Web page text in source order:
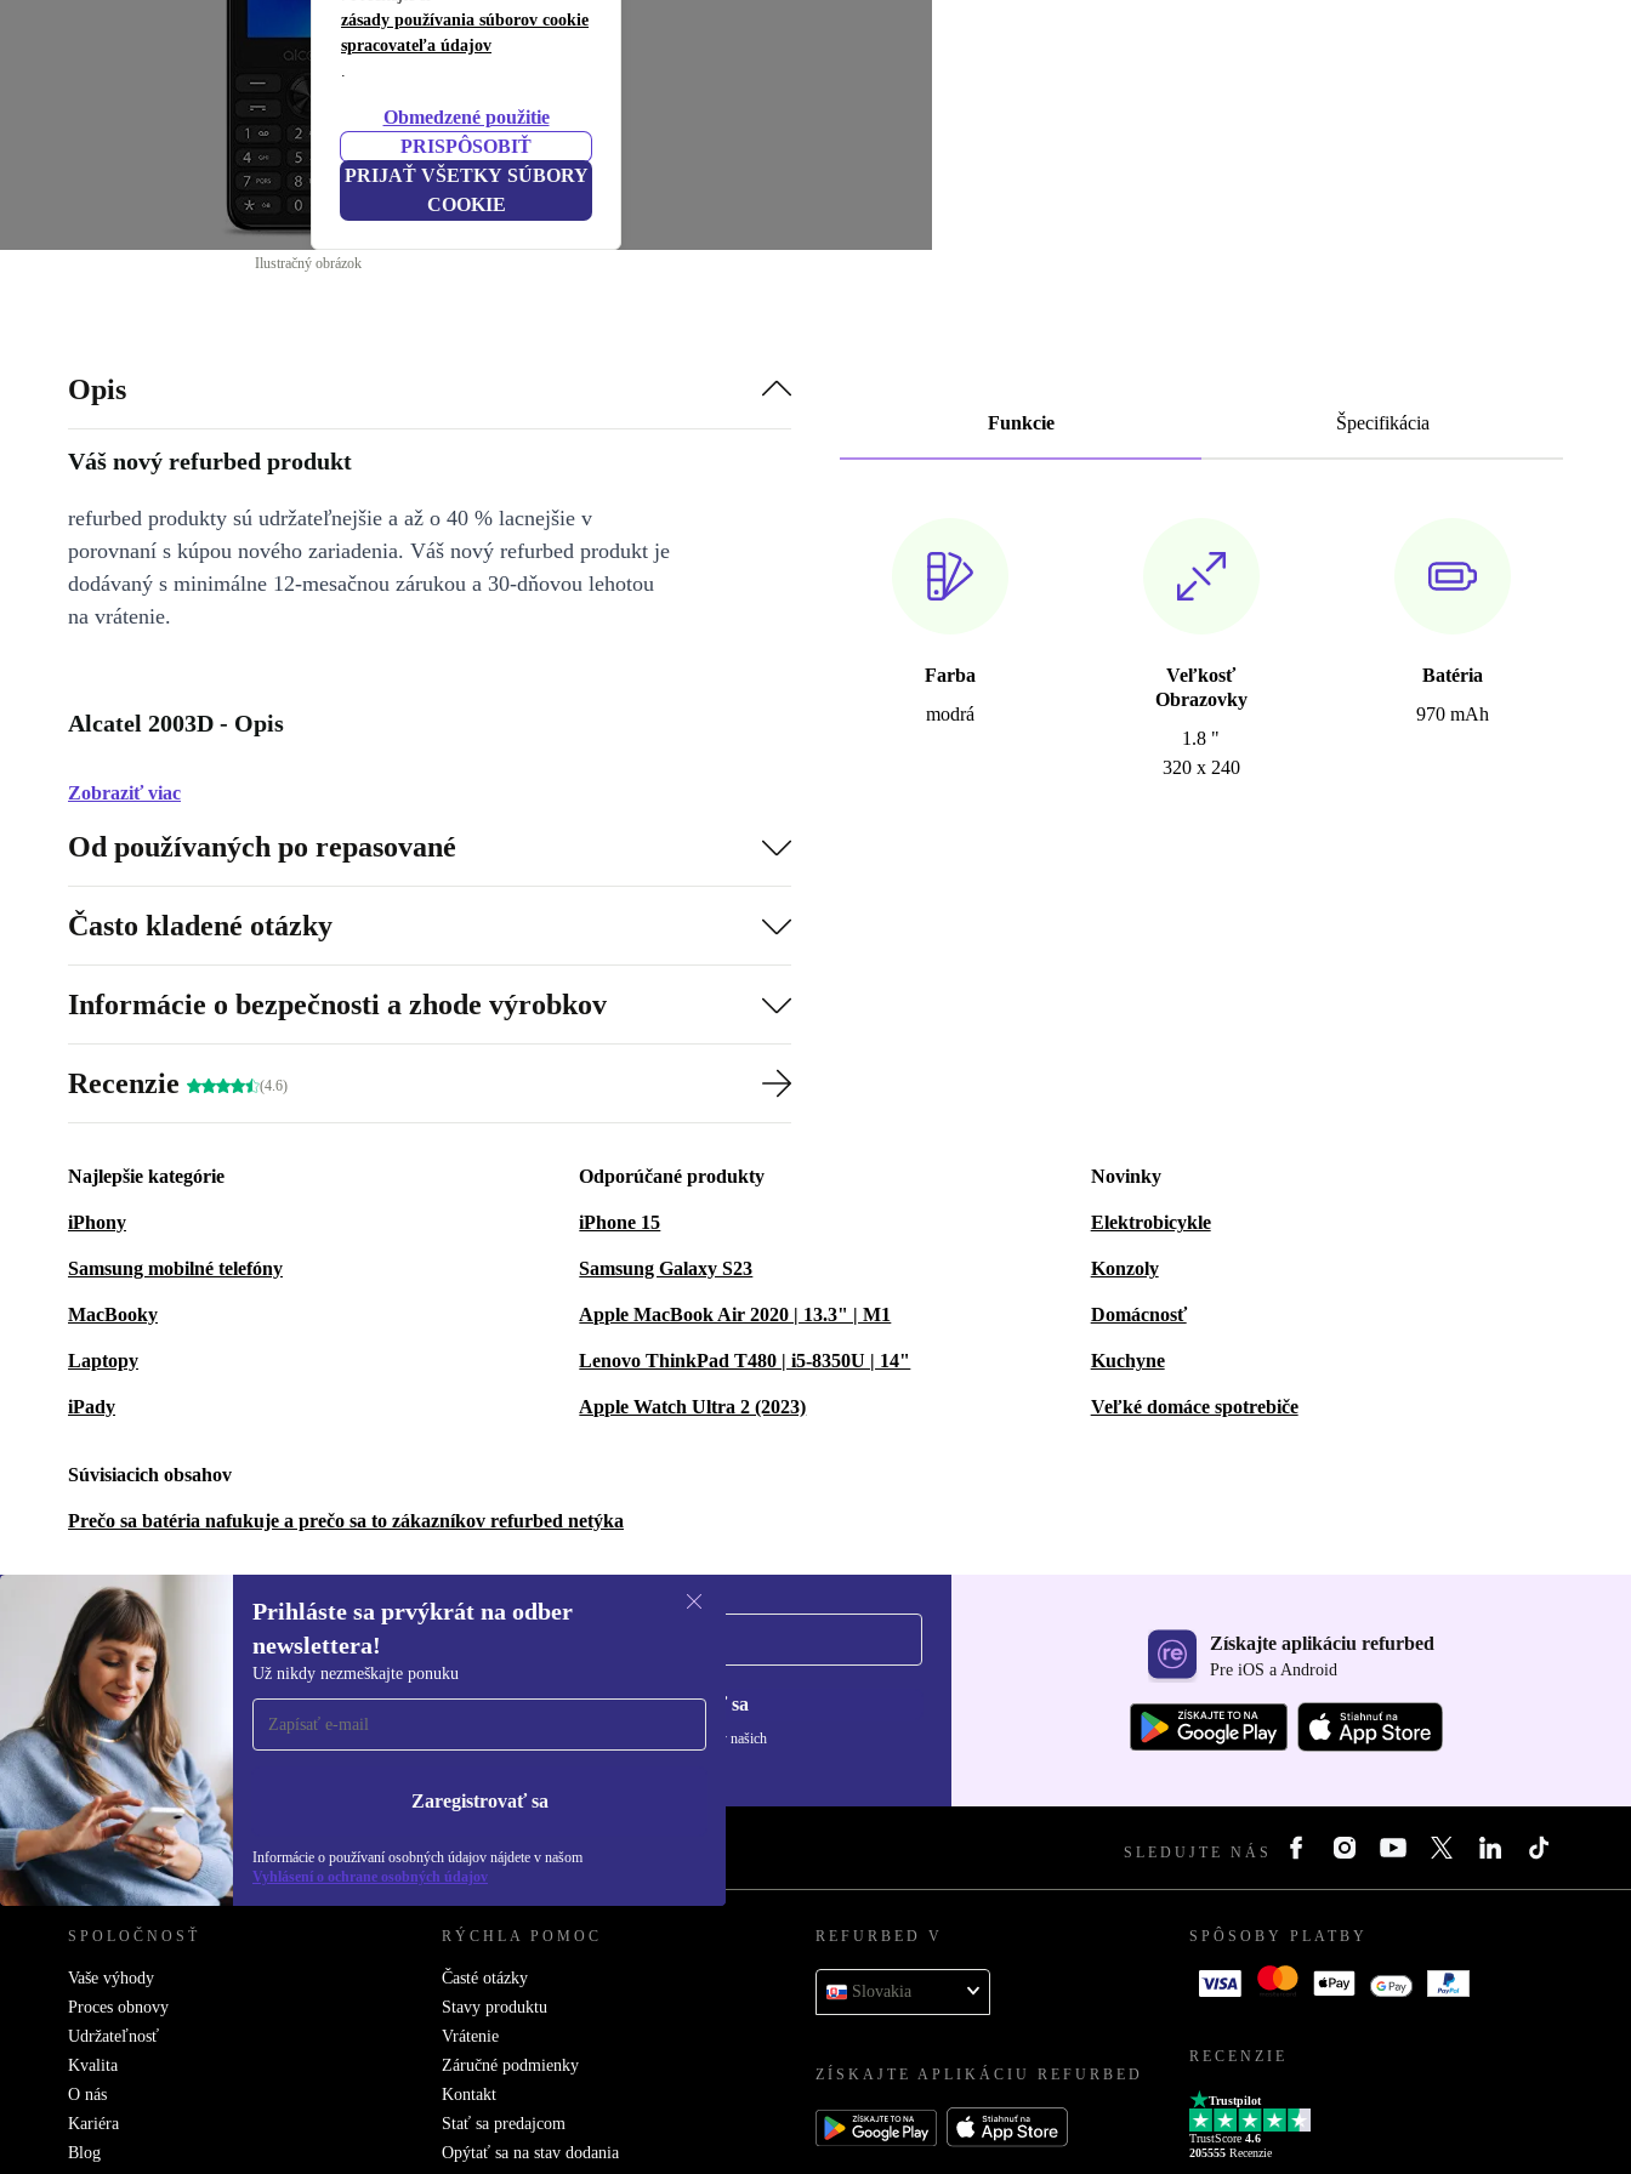
zásady používania súborov cookie
spracovateľa údajov
.
Obmedzené použitie
PRISPÔSOBIŤ
PRIJAŤ VŠETKY SÚBORY
COOKIE
Ilustračný obrázok
Funkcie Špecifikácia
Farba
modrá
Veľkosť
Obrazovky
1.8 "
320 x 240
Batéria
970 mAh
Opis
Váš nový refurbed produkt
refurbed produkty sú udržateľnejšie a až o 40 % lacnejšie v
porovnaní s kúpou nového zariadenia. Váš nový refurbed produkt je
dodávaný s minimálne 12-mesačnou zárukou a 30-dňovou lehotou
na vrátenie.
Alcatel 2003D - Opis
Zobraziť viac
Od používaných po repasované
Často kladené otázky
Informácie o bezpečnosti a zhode výrobkov
Recenzie (4.6)
Najlepšie kategórie
iPhony
Samsung mobilné telefóny
MacBooky
Laptopy
iPady
Odporúčané produkty
iPhone 15
Samsung Galaxy S23
Apple MacBook Air 2020 | 13.3" | M1
Lenovo ThinkPad T480 | i5-8350U | 14"
Apple Watch Ultra 2 (2023)
Novinky
Elektrobicykle
Konzoly
Domácnosť
Kuchyne
Veľké domáce spotrebiče
Súvisiacich obsahov
Prečo sa batéria nafukuje a prečo sa to zákazníkov refurbed netýka
Prihláste sa prvýkrát na odber
newslettera!
Už nikdy nezmeškajte ponuku
Zaregistrovať sa
Informácie o používaní osobných údajov nájdete v našom
Vyhlásení o ochrane osobných údajov
Prihláste sa prvýkrát na
newsletter!
Už nikdy nezmeškajte ponuku.
Zaregistrovať sa
Informácie o používaní osobných údajov nájdete v našich
Získajte aplikáciu refurbed
Pre iOS a Android
REFURBED SLOVENSKO – RETHINK NEW. SLEDUJTE NÁS
SPOLOČNOSŤ
Vaše výhody
Proces obnovy
Udržateľnosť
Kvalita
O nás
Kariéra
Blog
RÝCHLA POMOC
Časté otázky
Stavy produktu
Vrátenie
Záručné podmienky
Kontakt
Stať sa predajcom
Opýtať sa na stav dodania
REFURBED V
Slovakia
ZÍSKAJTE APLIKÁCIU REFURBED
SPÔSOBY PLATBY
RECENZIE
Trustpilot
TrustScore 4.6
205555 Recenzie